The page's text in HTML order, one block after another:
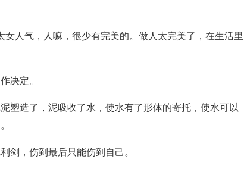
人气，人嘛，很少有完美的。做人太完美了，在生活里
决定。
塑造了，泥吸收了水，使水有了形体的寄托，使水可以
剑，伤到最后只能伤到自己。